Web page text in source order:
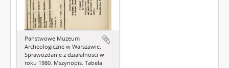
Państwowe Muzeum
Archeologiczne w Warszawie.
Sprawozdanie z działalności w
roku 1980. Mszynopis. Tabela.